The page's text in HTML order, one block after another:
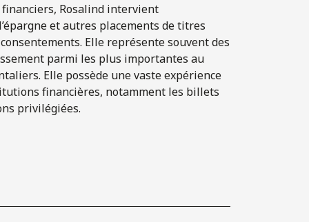
financiers, Rosalind intervient
et autres placements de titres
Elle représente souvent des
parmi les plus importantes au
Elle possède une vaste expérience
financières, notamment les billets
privilégiées.